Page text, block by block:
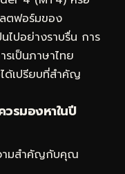
ตฟอร์มของ
นไปอย่างราบรื่น การ
เป็นภาษาไทย
ด้เปรียบที่สำคัญ
รมองหาในปี
วามสำคัญกับคุณ